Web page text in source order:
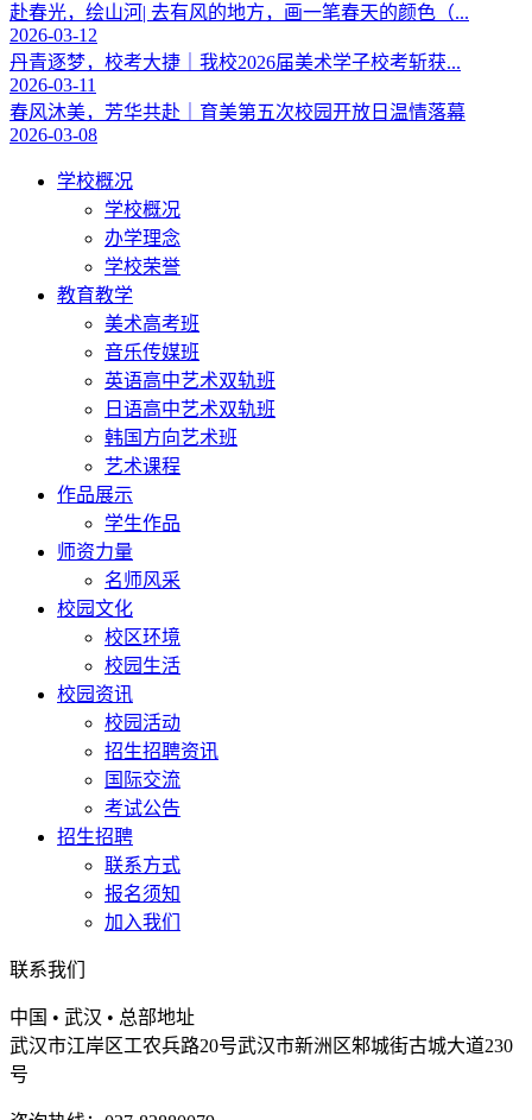
赴春光，绘山河| 去有风的地方，画一笔春天的颜色（...
2026-03-12
丹青逐梦，校考大捷｜我校2026届美术学子校考斩获...
2026-03-11
春风沐美，芳华共赴｜育美第五次校园开放日温情落幕
2026-03-08
学校概况
学校概况
办学理念
学校荣誉
教育教学
美术高考班
音乐传媒班
英语高中艺术双轨班
日语高中艺术双轨班
韩国方向艺术班
艺术课程
作品展示
学生作品
师资力量
名师风采
校园文化
校区环境
校园生活
校园资讯
校园活动
招生招聘资讯
国际交流
考试公告
招生招聘
联系方式
报名须知
加入我们
联系我们
中国 • 武汉 • 总部地址
武汉市江岸区工农兵路20号武汉市新洲区邾城街古城大道230
号